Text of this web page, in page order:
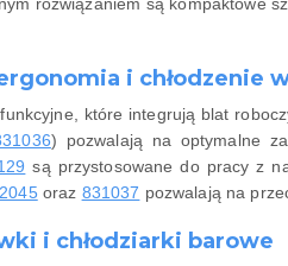
i chłodzenie
które integrują blat
) pozwalają na optymalne
są przystosowane do pracy z
oraz 831037 pozwalają na
i chłodziarki barowe